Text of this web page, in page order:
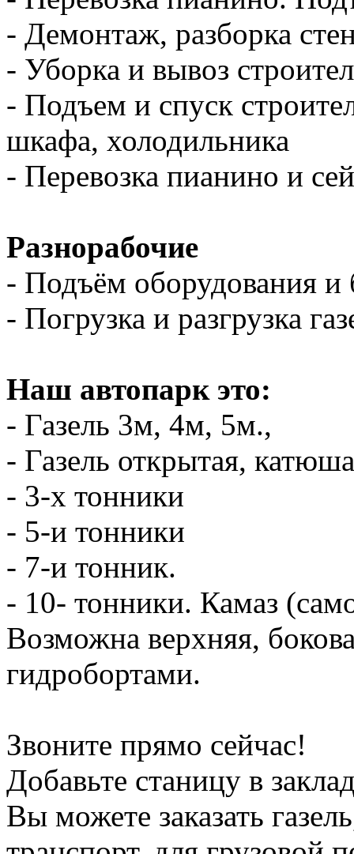
- Демонтаж, разборка
- Уборка и вывоз
- Подъем и спуск
шкафа, холодильника
- Перевозка пианино и
Разнорабочие
- Подъём оборудования и
- Погрузка и разгрузка
Наш автопарк это:
- Газель 3м, 4м, 5м.,
- Газель открытая,
- 3-х тонники
- 5-и тонники
- 7-и тонник.
- 10- тонники. Камаз
Возможна верхняя,
гидробортами.
Звоните прямо сейчас!
Добавьте станицу в
Вы можете заказать